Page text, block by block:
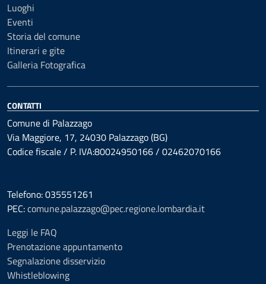
Luoghi
Eventi
Storia del comune
Itinerari e gite
Galleria Fotografica
CONTATTI
Comune di Palazzago
Via Maggiore, 17, 24030 Palazzago (BG)
Codice fiscale / P. IVA:80024950166 / 02462070166
Telefono: 035551261
PEC:comune.palazzago@pec.regione.lombardia.it
Leggi le FAQ
Prenotazione appuntamento
Segnalazione disservizio
Whistleblowing